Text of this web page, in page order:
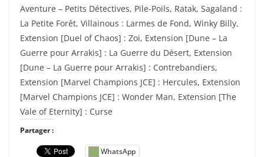
Aventure – Petits Détectives, Pile-Poils, Ratak, Sagaland :
La Petite Forêt, Villainous : Larmes de Fond, Winky Billy,
Extension [Duel of Chaos] : Zoi, Extension [Dune – La
Guerre pour Arrakis] : La Guerre du Désert, Extension
[Dune – La Guerre pour Arrakis] : Contrebandiers,
Extension [Marvel Champions JCE] : Hercules, Extension
[Marvel Champions JCE] : Wonder Man, Extension [The
Vale of Eternity] : Curse
Partager :
WhatsApp